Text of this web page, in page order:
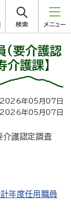
検索 メニュー
(要介護認
護課】
2026年05月07日
2026年05月07日
介護認定調査
年度任用職員